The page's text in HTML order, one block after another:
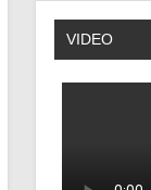
VIDEO